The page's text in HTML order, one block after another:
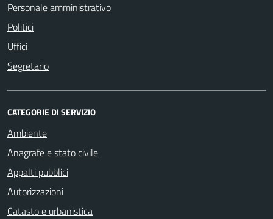
Personale amministrativo
Politici
Uffici
Segretario
CATEGORIE DI SERVIZIO
Ambiente
Anagrafe e stato civile
Appalti pubblici
Autorizzazioni
Catasto e urbanistica